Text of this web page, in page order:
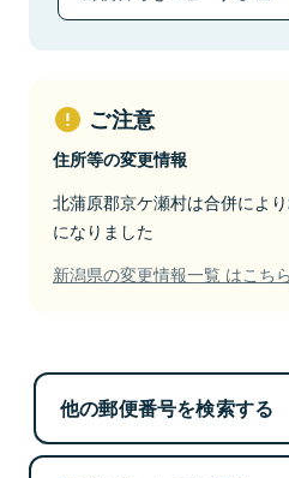
ご注意
住所等の変更情報
北蒲原郡京ケ瀬村は合併によ
になりました
新潟県の変更情報一覧 はこちら
他の郵便番号を検索する